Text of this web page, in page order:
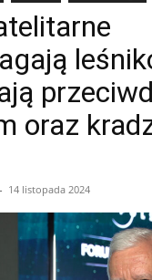
oraz
- 14 listopada 2024